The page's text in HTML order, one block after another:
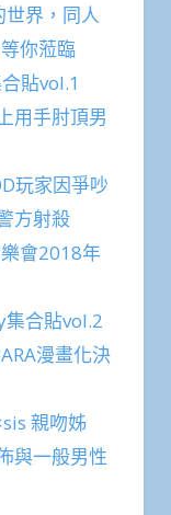
世界，同人
你蒞臨
貼vol.1
用手肘頂男
玩家因爭吵
方射殺
樂會2018年
集合貼vol.2
漫畫化決
親吻姊
與一般男性